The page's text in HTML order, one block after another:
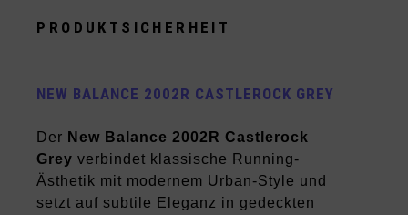
PRODUKTSICHERHEIT
NEW BALANCE 2002R CASTLEROCK GREY
Der New Balance 2002R Castlerock
Grey verbindet klassische Running-
Ästhetik mit modernem Urban-Style und
setzt auf subtile Eleganz in gedeckten